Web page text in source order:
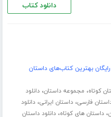
دانلود کتاب
رایگان بهترین کتاب‌های داستان
کوتاه، مجموعه داستان،دانلود
فارسی،داستان ایرانی،دانلود
،داستان های کوتاه،دانلود داستان